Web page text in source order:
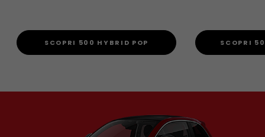
SCOPRI 500 HYBRID POP SCOPRI